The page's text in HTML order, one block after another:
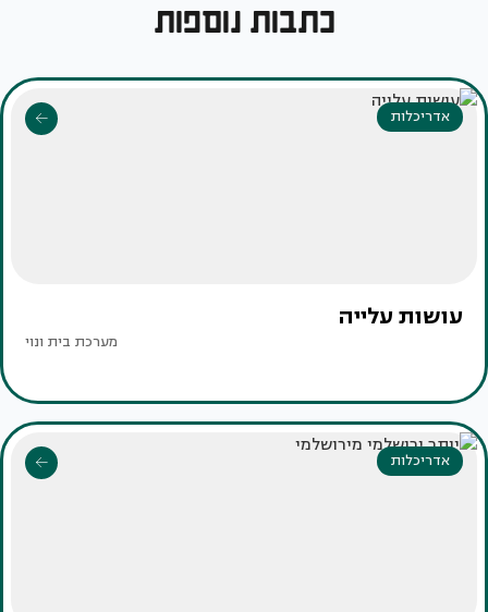
כתבות נוספות
אדריכלות
עושות עלייה
מערכת בית ונוי
אדריכלות